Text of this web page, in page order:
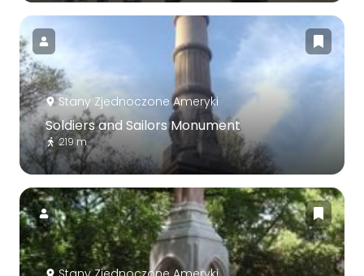
Stany Zjednoczone Ameryki
Soldiers and Sailors Monument
219 m